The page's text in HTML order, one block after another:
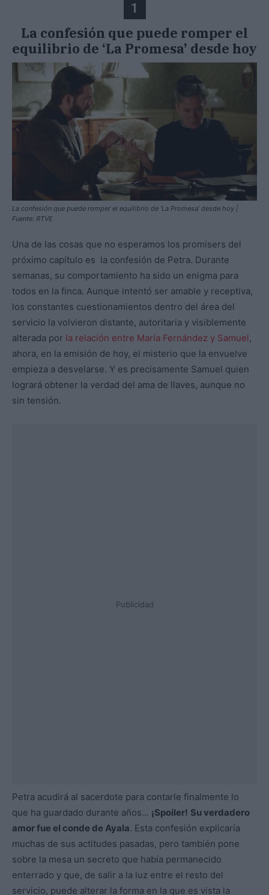
1
La confesión que puede romper el
equilibrio de ‘La Promesa’ desde hoy
La confesión que puede romper el equilibrio de ‘La Promesa’ desde hoy |
Fuente: RTVE
Una de las cosas que no esperamos los promisers del
próximo capítulo es la confesión de Petra. Durante
semanas, su comportamiento ha sido un enigma para
todos en la finca. Aunque intentó ser amable y receptiva,
los constantes cuestionamientos dentro del área del
servicio la volvieron distante, autoritaria y visiblemente
alterada por la relación entre María Fernández y Samuel,
ahora, en la emisión de hoy, el misterio que la envuelve
empieza a desvelarse. Y es precisamente Samuel quien
logrará obtener la verdad del ama de llaves, aunque no
sin tensión.
Publicidad
Petra acudirá al sacerdote para contarle finalmente lo
que ha guardado durante años… ¡Spoiler! Su verdadero
amor fue el conde de Ayala. Esta confesión explicaría
muchas de sus actitudes pasadas, pero también pone
sobre la mesa un secreto que había permanecido
enterrado y que, de salir a la luz entre el resto del
servicio, puede alterar la forma en la que es vista la